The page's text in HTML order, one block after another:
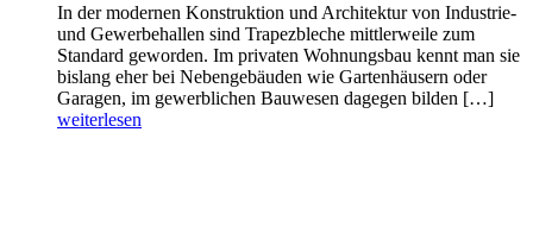
In der modernen Konstruktion und Architektur von Industrie-
und Gewerbehallen sind Trapezbleche mittlerweile zum
Standard geworden. Im privaten Wohnungsbau kennt man sie
bislang eher bei Nebengebäuden wie Gartenhäusern oder
Garagen, im gewerblichen Bauwesen dagegen bilden […]
weiterlesen